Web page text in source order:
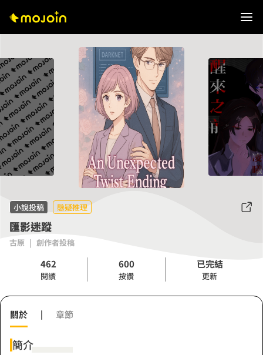
小說投稿 懸疑推理
匯影迷蹤
古原 | 創作者投稿
462
閱讀
600
按讚
已完結
更新
關於 | 章節
簡介